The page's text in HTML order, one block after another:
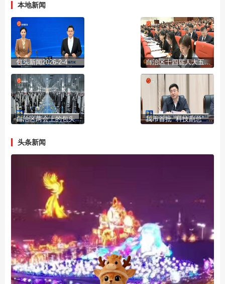
本地新闻
包头新闻2026-2-4 自治区十四届人大五次会议开幕
自治区两会上的包头声音 我市首批 “科技副总” “产业教授”进行成果展示
头条新闻